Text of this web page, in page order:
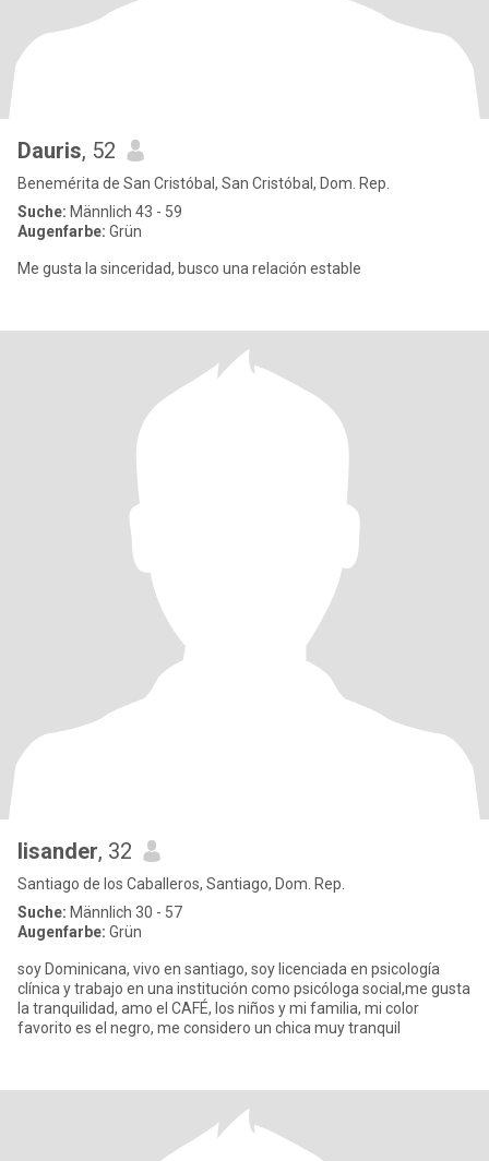
Dauris, 52
Benemérita de San Cristóbal, San Cristóbal, Dom. Rep.
Suche: Männlich 43 - 59
Augenfarbe: Grün
Me gusta la sinceridad, busco una relación estable
lisander, 32
Santiago de los Caballeros, Santiago, Dom. Rep.
Suche: Männlich 30 - 57
Augenfarbe: Grün
soy Dominicana, vivo en santiago, soy licenciada en psicología
clínica y trabajo en una institución como psicóloga social,me gusta
la tranquilidad, amo el CAFÉ, los niños y mi familia, mi color
favorito es el negro, me considero un chica muy tranquil